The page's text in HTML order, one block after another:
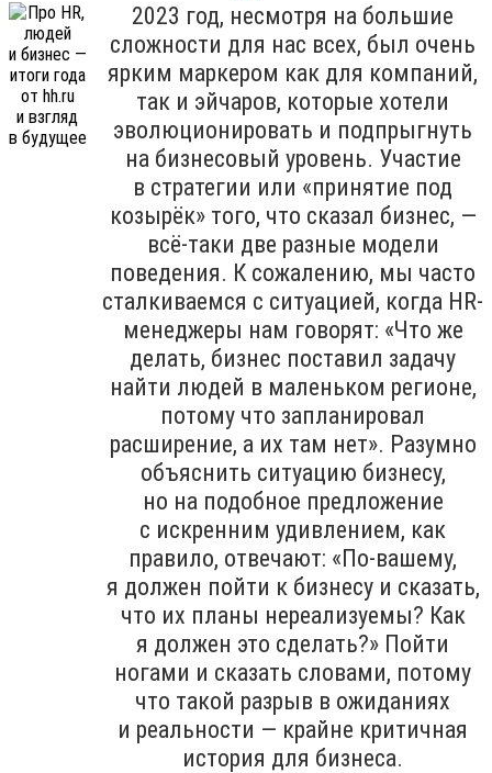
2023 год, несмотря на большие
сложности для нас всех, был очень
ярким маркером как для компаний,
так и эйчаров, которые хотели
эволюционировать и подпрыгнуть
на бизнесовый уровень. Участие
в стратегии или «принятие под
козырёк» того, что сказал бизнес, —
всё-таки две разные модели
поведения. К сожалению, мы часто
сталкиваемся с ситуацией, когда HR-
менеджеры нам говорят: «Что же
делать, бизнес поставил задачу
найти людей в маленьком регионе,
потому что запланировал
расширение, а их там нет». Разумно
объяснить ситуацию бизнесу,
но на подобное предложение
с искренним удивлением, как
правило, отвечают: «По-вашему,
я должен пойти к бизнесу и сказать,
что их планы нереализуемы? Как
я должен это сделать?» Пойти
ногами и сказать словами, потому
что такой разрыв в ожиданиях
и реальности — крайне критичная
история для бизнеса.